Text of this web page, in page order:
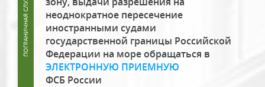
неоднократное пересечение
иностранными судами
государственной границы Российской
Федерации на море обращаться в
ЭЛЕКТРОННУЮ ПРИЕМНУЮ
ФСБ России